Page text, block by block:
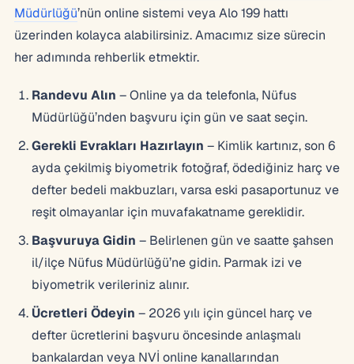
Müdürlüğü’nün online sistemi veya Alo 199 hattı
üzerinden kolayca alabilirsiniz. Amacımız size sürecin
her adımında rehberlik etmektir.
Randevu Alın – Online ya da telefonla, Nüfus
Müdürlüğü’nden başvuru için gün ve saat seçin.
Gerekli Evrakları Hazırlayın – Kimlik kartınız, son 6
ayda çekilmiş biyometrik fotoğraf, ödediğiniz harç ve
defter bedeli makbuzları, varsa eski pasaportunuz ve
reşit olmayanlar için muvafakatname gereklidir.
Başvuruya Gidin – Belirlenen gün ve saatte şahsen
il/ilçe Nüfus Müdürlüğü’ne gidin. Parmak izi ve
biyometrik verileriniz alınır.
Ücretleri Ödeyin – 2026 yılı için güncel harç ve
defter ücretlerini başvuru öncesinde anlaşmalı
bankalardan veya NVİ online kanallarından